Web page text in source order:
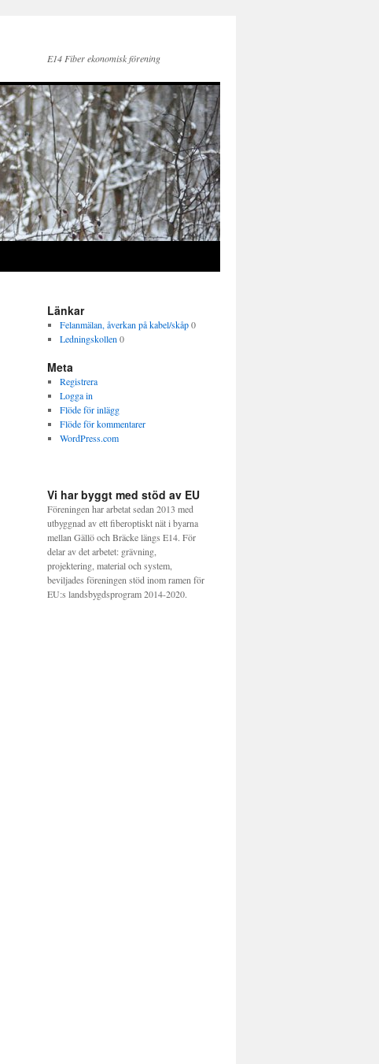
E14 Fiber ekonomisk förening
Länkar
Felanmälan, åverkan på kabel/skåp0
Ledningskollen 0
Meta
Registrera
Logga in
Flöde för inlägg
Flöde för kommentarer
WordPress.com
Vi har byggt med stöd av EU
Föreningen har arbetat sedan 2013 med
utbyggnad av ett fiberoptiskt nät i byarna
mellan Gällö och Bräcke längs E14. För
delar av det arbetet: grävning,
projektering, material och system,
beviljades föreningen stöd inom ramen för
EU:s landsbygdsprogram 2014-2020.